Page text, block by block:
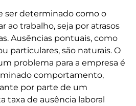
ser determinado como o
ao trabalho, seja por atrasos
Ausências pontuais, como
particulares, são naturais. O
problema para a empresa é
comportamento,
por parte de um
taxa de ausência laboral